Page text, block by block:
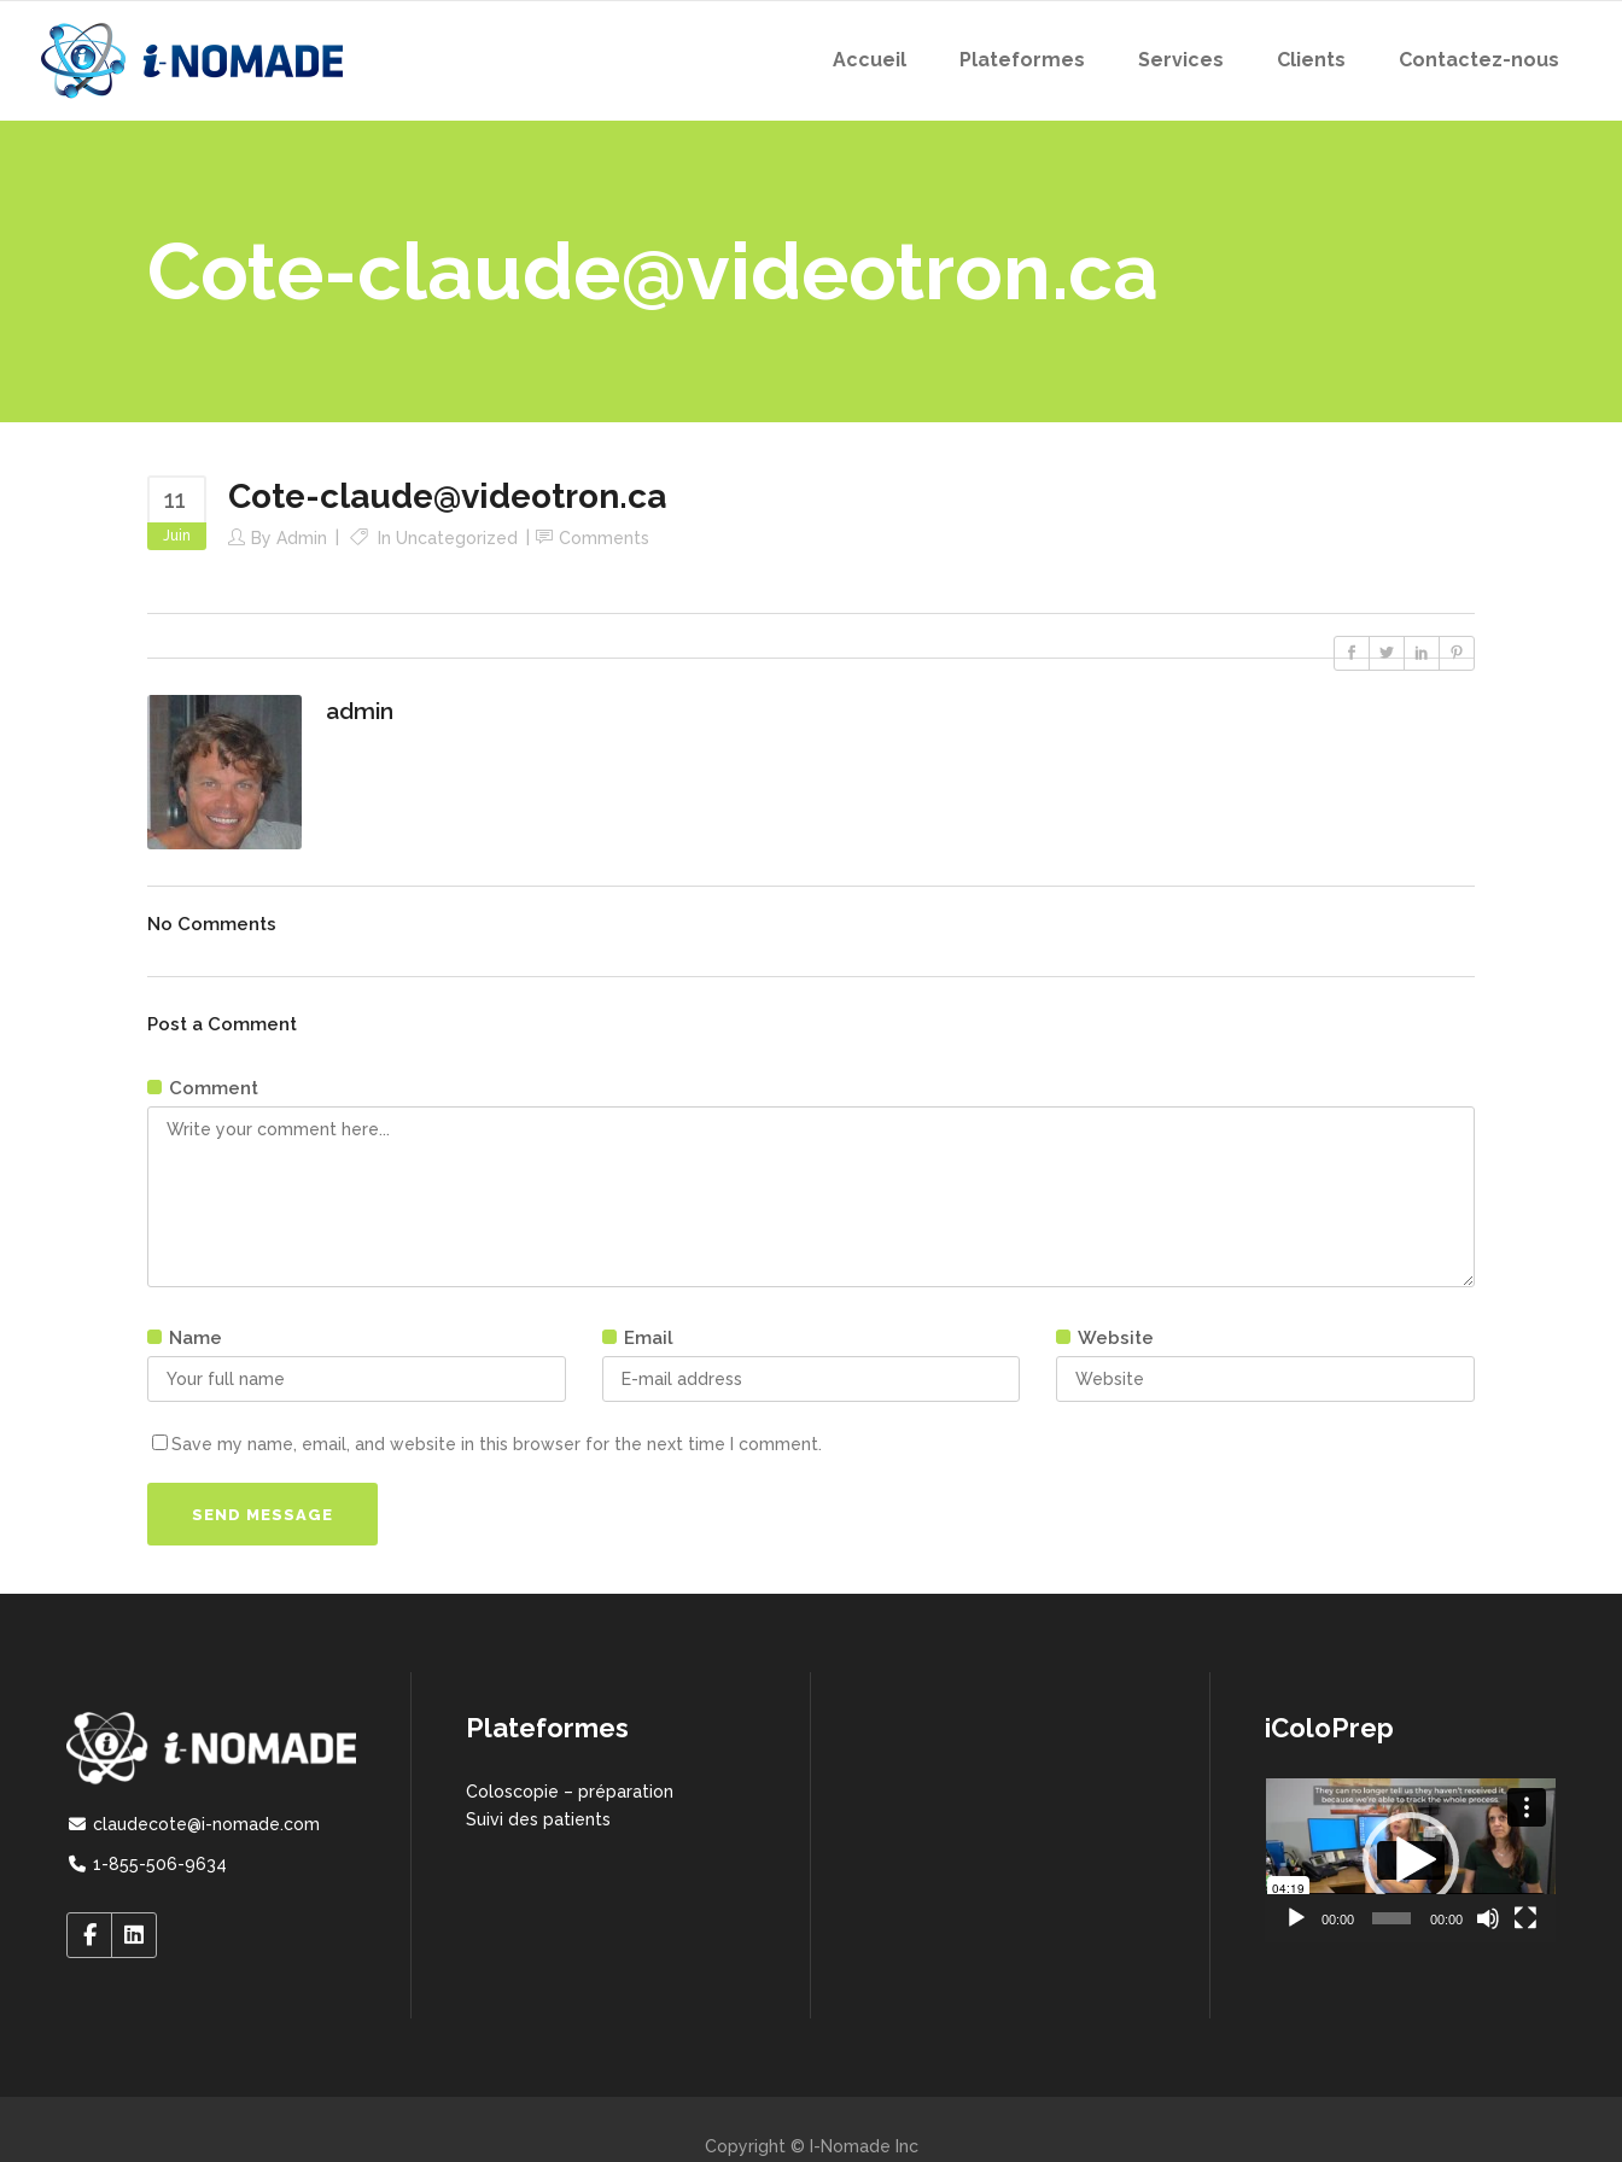
Accueil Plateformes Services Clients Contactez-nous
Cote-claude@videotron.ca
11
Juin
Cote-claude@videotron.ca
By Admin In Uncategorized Comments
admin
No Comments
Post a Comment
Comment
Name Email Website
Save my name, email, and website in this browser for the next time I comment.
claudecote@i-nomade.com
1-855-506-9634
Plateformes
Coloscopie – préparation
Suivi des patients
iColoPrep
Lecteur
vidéo
00:00 00:00
Copyright © I-Nomade Inc